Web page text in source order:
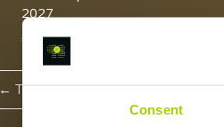
Consent
2027
€ 1.500,00
← Terug naar overzicht